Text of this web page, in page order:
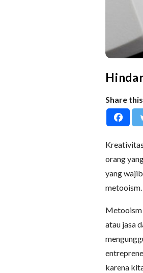
Share this
orang
yang
Metooism
atau jasa
karena